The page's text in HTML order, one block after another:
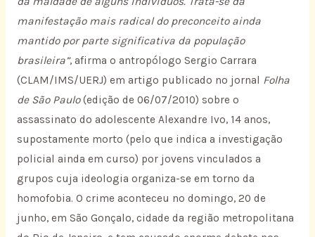
manifestação mais radical do preconceito ainda
mantido por parte significativa da população
brasileira”, afirma o antropólogo Sergio Carrara
(CLAM/IMS/UERJ) em artigo publicado no jornal Folha
de São Paulo(edição de 06/07/2010) sobre o
assassinato do adolescente Alexandre Ivo, 14 anos,
supostamente morto (pelo que indica a investigação
policial ainda em curso) por jovens vinculados a
grupos cuja ideologia organiza-se em torno da
homofobia. O crime aconteceu no domingo, 20 de
junho, em São Gonçalo, cidade da região metropolitana